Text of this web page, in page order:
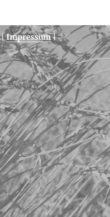
Impressum|